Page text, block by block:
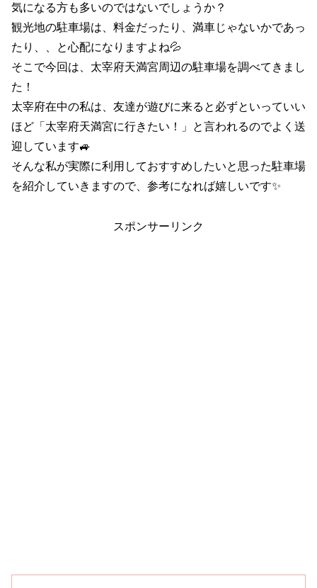
気になる方も多いのではないでしょうか？
観光地の駐車場は、料金だったり、満車じゃないかであっ
たり、、と心配になりますよね💦
そこで今回は、太宰府天満宮周辺の駐車場を調べてきまし
た！
太宰府在中の私は、友達が遊びに来ると必ずといっていい
ほど「太宰府天満宮に行きたい！」と言われるのでよく送
迎しています🚙
そんな私が実際に利用しておすすめしたいと思った駐車場
を紹介していきますので、参考になれば嬉しいです✨
スポンサーリンク